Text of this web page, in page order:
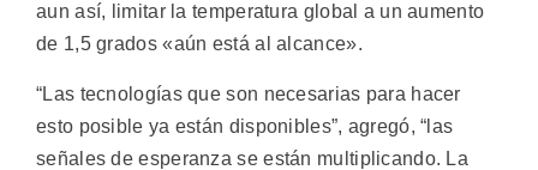
aun así, limitar la temperatura global a un aumento
de 1,5 grados «aún está al alcance».
“Las tecnologías que son necesarias para hacer
esto posible ya están disponibles”, agregó, “las
señales de esperanza se están multiplicando. La